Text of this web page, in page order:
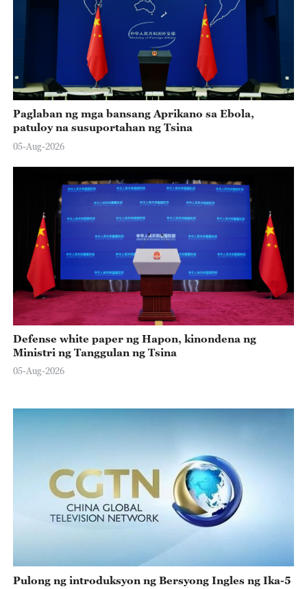
Paglaban ng mga bansang Aprikano sa Ebola,
patuloy na susuportahan ng Tsina
05-Aug-2026
Defense white paper ng Hapon, kinondena ng
Ministri ng Tanggulan ng Tsina
05-Aug-2026
Pulong ng introduksyon ng Bersyong Ingles ng Ika-5